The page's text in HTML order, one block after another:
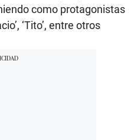
como protagonistas
‘Tito’, entre otros